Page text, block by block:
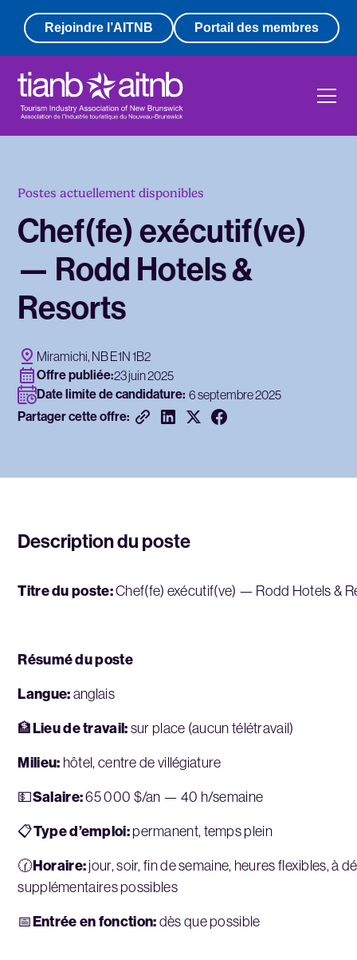
Rejoindre l’AITNB Portail des membres
Postes actuellement disponibles
Chef(fe) exécutif(ve)
— Rodd Hotels &
Resorts
Miramichi, NB E1N 1B2
Offre publiée:23 juin 2025
Date limite de candidature: 6 septembre 2025
Partager cette offre:
Description du poste
Titre du poste:Chef(fe) exécutif(ve) — Rodd Hotels &
Résumé du poste
Langue: anglais
🏦Lieu de travail: sur place (aucun télétravail)
Milieu: hôtel, centre de villégiature
💵Salaire:65 000 $/an — 40 h/semaine
📋Type d’emploi:permanent, temps plein
🕜Horaire: jour, soir, fin de semaine, heures flexibles, à
supplémentaires possibles
📅Entrée en fonction: dès que possible